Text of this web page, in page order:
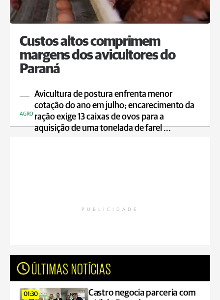
Custos altos comprimem
margens dos avicultores do
Paraná
Avicultura de postura enfrenta menor
cotação do ano em julho; encarecimento da
ração exige 13 caixas de ovos para a
aquisição de uma tonelada de farel ...
AGRO
PUBLICIDADE
ÚLTIMAS NOTÍCIAS
01:30
Castro negocia parceria com